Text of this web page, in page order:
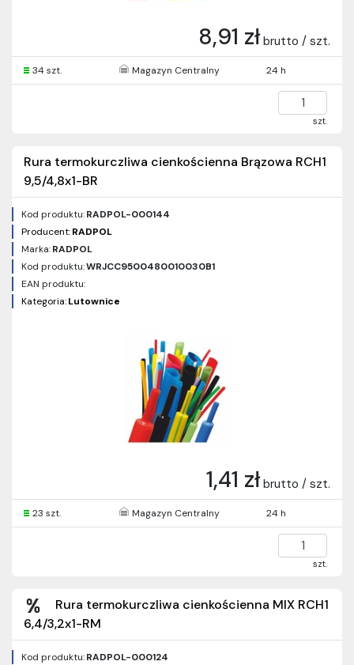
8,91 zł brutto / szt.
34 szt. Magazyn Centralny 24 h
szt.
Rura termokurczliwa cienkościenna Brązowa RCH1
9,5/4,8x1-BR
Kod produktu:RADPOL-000144
Producent:RADPOL
Marka:RADPOL
Kod produktu:WRJCC9500480010030B1
EAN produktu:
Kategoria:Lutownice
1,41 zł brutto / szt.
23 szt. Magazyn Centralny 24 h
szt.
Rura termokurczliwa cienkościenna MIX RCH1
6,4/3,2x1-RM
Kod produktu:RADPOL-000124